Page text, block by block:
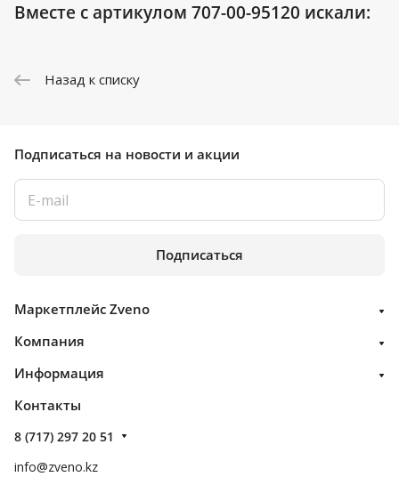
Вместе с артикулом 707-00-95120 искали:
Назад к списку
Подписаться на новости и акции
Подписаться
Маркетплейс Zveno
Компания
Информация
Контакты
8 (717) 297 20 51
info@zveno.kz